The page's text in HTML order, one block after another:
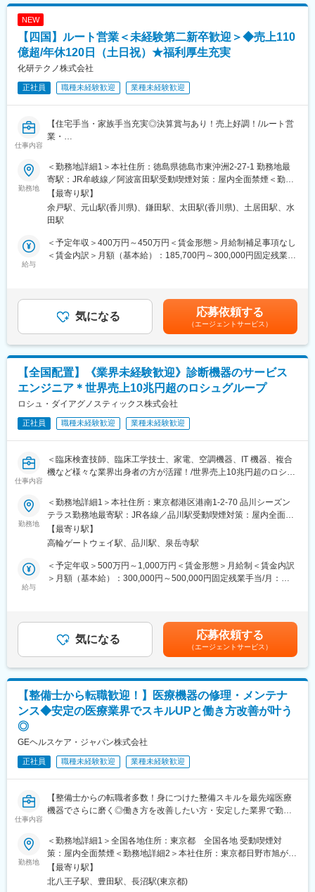
挑戦の場も用意しています。
・残業時間：平均20～30H程
・休日出勤：学会や勉強会へ参加する際に発生（振替休日を取得
いただきます）
ジニアが対応するため、営業が対応することはありません。
コロナ禍以降はほとんどありませんが、極稀に海外出張が発生す
るケースもあります。
・M&Aにより新たにグループ会社になった会社の基幹システム統
■働き方：
※働き方に関する全社実績
平均残業時間：13.2時間/月
有給取得平均日数：18.1日/年
※全職場全従業員を対象としたワークライフバランス活動の積極的
な推進により、職場は業務の効率化推進とあわせて特徴ある年休
等)にも取り組んでいます。
るお客さまにベストインクラスの製品・サービスを提供します。
患者さまへの医療アウトカムを最大化し、個々の治療に合わせて
医療コストを最適化する「バリューベース・ヘルスケア」の実現
変更の範囲：当社業務全般
NEW
【四国】ルート営業＜未経験第二新卒歓迎＞◆売上110
億超/年休120日（土日祝）★福利厚生充実
化研テクノ株式会社
正社員 職種未経験歓迎 業種未経験歓迎
仕事内容
【住宅手当・家族手当充実◎決算賞与あり！売上好調！/ルート営
業・
究用試薬の専門商社】
■仕事内容：
病院や大学、官公庁、大手企業の研究機関などに対して、実験や
新商品開発に使われる試験・研究用試薬及び分析機器・機材など
のルート営業を行います！
※ドクターや研究者などの決まった先がお客様となります。新卒・
第二新卒の未経験者をお迎えし、先輩社員の指導の下、徐々に仕
全体60％以上です！）
えていきます。（数ヶ月～半年ほど先輩同行）
◇商材のメインは試薬となりますが、そのほか分析用機器、消耗
品等も取り扱っており、まずは商流や商品知識などの全体的理解
に努めて頂きます。
◇クライアント分野やエリア毎に担当が分かれるため、下記大き
く4つの分野に分かれ専門性を磨いていきます。
（1）大学の研究室…教授の研究をサポートします（学部不問）
（2）大手企業の研究、開発部門…各メーカーの新製品、化学系メ
ーカーの新素材開発等をサポートします。
（3）官公庁関連…水産試験場／果樹試験場、水質調査、警察の鑑
（4）総合病院…病名診断（血液検査）、尿検査に必要な試薬の提
供等を行います。
■同社の魅力：
ーや研究者と共に、新薬開発や工業分野、新技術開発など様々な
研究開発へのサポートを通して貢献しています。
と移ります。お客様のリクエストも変化するため、飽きることが
なく業務を行うことができます。
・先進医療分野での提案活動を通じて、社会インフラに貢献する
お仕事になります。
変更の範囲：無
勤務地
＜勤務地詳細1＞本社住所：徳島県徳島市東沖洲2-27-1 勤務地最
寄駅：JR牟岐線／阿波富田駅受動喫煙対策：屋内全面禁煙＜勤務
地詳細2＞松山営業所住所：愛媛県松山市南吉田町 16番1 受動喫
煙対策：屋内全面禁煙＜勤務地詳細3＞高松営業所住所：香川県高
松市林町148-19 勤務地最寄駅：高松琴平電気鉄道琴平線／太田駅
【最寄り駅】
余戸駅、元山駅(香川県)、鎌田駅、太田駅(香川県)、土居田駅、水
田駅
給与
＜予定年収＞400万円～450万円＜賃金形態＞月給制補足事項なし
＜賃金内訳＞月額（基本給）：185,700円～300,000円固定残業手
給与補足＞※給与詳細は経験・能力・年齢を考慮の上、決定しま
す。■昇給：年1回■賞与：年3回（決算賞与含む）※３～６か月分■
決算賞与：30年連続支給賃金はあくまでも目安の金額であり、選
考を通じて上下する可能性があります。月給(月額)は固定手当を含
めた表記です。
気になる 応募依頼する
（エージェントサービス）
【全国配置】《業界未経験歓迎》診断機器のサービス
エンジニア＊世界売上10兆円超のロシュグループ
ロシュ・ダイアグノスティックス株式会社
正社員 職種未経験歓迎 業種未経験歓迎
仕事内容
＜臨床検査技師、臨床工学技士、家電、空調機器、IT 機器、複合
機など様々な業界出身者の方が活躍！/世界売上10兆円超のロシュ
業20時間/夜間呼び出しほとんどなし/直行直属/研修体制充実＞
■求人概要：
フィールドサービスエンジニア職として、当社製品の新規据付、
保守点検をお任せいたします。コロナ禍以降、医療や検査の意義
が更に高まりニーズが増加する中での増員採用となります。社会
貢献、顧客への価値向上意識が高く、自身の専門性を高めたい方
・当社検査機器の新規据付
・ユーザー（臨床検査技師）に対する機器の操作説明
※保守点検は契約締結や請求業務はありますが、契約目標などの予
算はありません。
※緊急時の一次対応はコールセンターが対応です。二次対応として
医療機関や検査センターで使用される臨床検査機器になります。
査の質や生産性向上に貢献することができます。実際に本ポジシ
ョンからの声で製品改良に繋がった事例が複数あり、オープンな
■働き方：
・月平均残業時間は20時間程度
・機器の新規設置は夕方～夜にかけて行うケースが月に数回あり
勤務地
＜勤務地詳細1＞本社住所：東京都港区港南1-2-70 品川シーズン
テラス勤務地最寄駅：JR各線／品川駅受動喫煙対策：屋内全面禁
煙＜勤務地詳細2＞全国（エリア確約不可）住所：全国いずれかの
配属となります。 受動喫煙対策：敷地内喫煙可能場所あり変更の
【最寄り駅】
高輪ゲートウェイ駅、品川駅、泉岳寺駅
給与
＜予定年収＞500万円～1,000万円＜賃金形態＞月給制＜賃金内訳
＞月額（基本給）：300,000円～500,000円固定残業手当/月：
でのご経験に応じ、決定します。賃金はあくまでも目安の金額で
あり、選考を通じて上下する可能性があります。月給(月額)は固定
手当を含めた表記です。
気になる 応募依頼する
（エージェントサービス）
【整備士から転職歓迎！】医療機器の修理・メンテナ
ンス◆安定の医療業界でスキルUPと働き方改善が叶う
◎
GEヘルスケア・ジャパン株式会社
正社員 職種未経験歓迎 業種未経験歓迎
仕事内容
【整備士からの転職者多数！身につけた整備スキルを最先端医療
機器でさらに磨く◎働き方を改善したい方・安定した業界で勤務
ー】
■業務内容：
医療画像診断装置（CT,MRI）、超音波診断装置や麻酔器、生体モ
ニターを展開する同社のサービスステーションの一員として、下
勤務地
＜勤務地詳細1＞全国各地住所：東京都 全国各地 受動喫煙対
策：屋内全面禁煙＜勤務地詳細2＞本社住所：東京都日野市旭が丘
4-7-127 勤務地最寄駅：JR中央線／豊田駅受動喫煙対策：屋内全
面禁煙変更の範囲：会社の定める事業所（リモートワーク含む）
【最寄り駅】
北八王子駅、豊田駅、長沼駅(東京都)